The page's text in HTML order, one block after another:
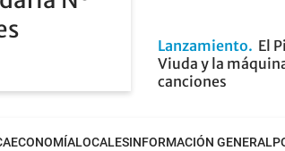
Lanzamiento
El
Viuda y la
canciones
ECONOMÍALOCALESINFORMACIÓN GENERAL